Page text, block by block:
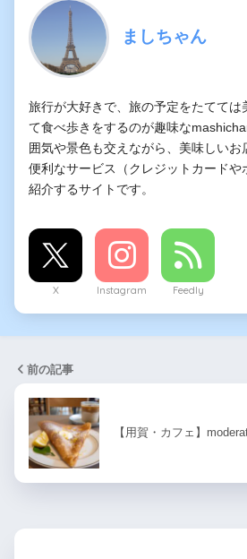
ましちゃん
旅行が大好きで、旅の予定をたてては
て食べ歩きをするのが趣味な
囲気や景色も交えながら、美味しいお
便利なサービス（クレジットカードや
紹介するサイトです。
X Instagram Feedly
前の記事
【用賀・カフェ】